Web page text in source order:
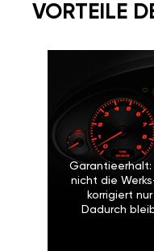
VORTEILE
Garantieerhalt:
nicht die
korrigiert
Dadurch